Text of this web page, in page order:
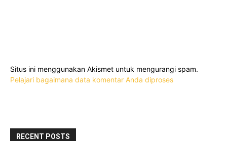
Situs ini menggunakan Akismet untuk mengurangi spam.
Pelajari bagaimana data komentar Anda diproses
RECENT POSTS